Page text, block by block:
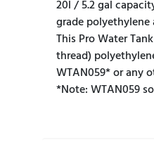
20l / 5.2 gal
grade polyethylene
This Pro Water
thread)
WTAN059* or any
*Note: WTAN059